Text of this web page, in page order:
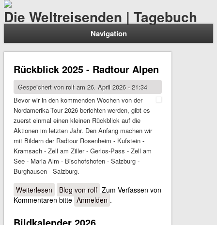
Die Weltreisenden | Tagebuch
Navigation
Rückblick 2025 - Radtour Alpen
Gespeichert von rolfam 26. April 2026 - 21:34
Bevor wir in den kommenden Wochen von der
Nordamerika-Tour 2026 berichten werden, gibt es
zuerst einmal einen kleinen Rückblick auf die
Aktionen im letzten Jahr. Den Anfang machen wir
mit Bildern der Radtour Rosenheim - Kufstein -
Kramsach - Zell am Ziller - Gerlos-Pass - Zell am
See - Maria Alm - Bischofshofen - Salzburg -
Burghausen - Salzburg.
Weiterlesen über Rückblick 2025 - Radtour Alpen
Blog von rolf Zum Verfassen von
Kommentaren bitte Anmelden .